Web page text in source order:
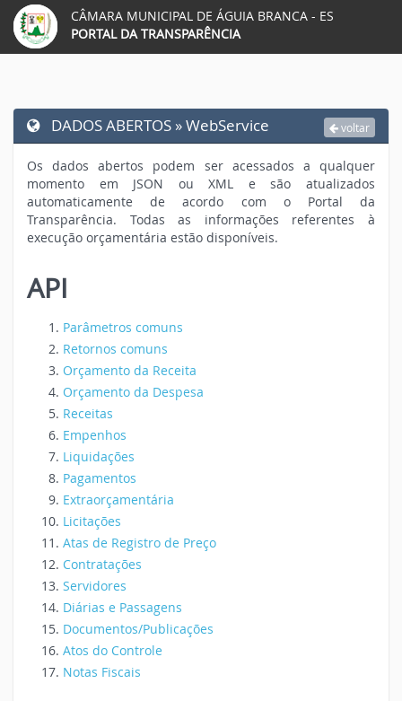
Acessar página inicial do site
Acessar o mapa do siteAção para aumentar tamanho da fonte do site
Ação para diminuir tamanho da fonte do
Ação para aplicar auto contraste
Acessar página sobre
Acessar página sobre
Acessar página sobre
Acessar Webmail
CÂMARA MUNICIPAL DE ÁGUIA BRANCA - ES
PORTAL DA TRANSPARÊNCIA
DADOS ABERTOS » WebService voltar
Os dados abertos podem ser acessados a qualquer
momento em JSON ou XML e são atualizados
automaticamente de acordo com o Portal da
Transparência. Todas as informações referentes à
execução orçamentária estão disponíveis.
API
Parâmetros comuns
Retornos comuns
Orçamento da Receita
Orçamento da Despesa
Receitas
Empenhos
Liquidações
Pagamentos
Extraorçamentária
Licitações
Atas de Registro de Preço
Contratações
Servidores
Diárias e Passagens
Documentos/Publicações
Atos do Controle
Notas Fiscais